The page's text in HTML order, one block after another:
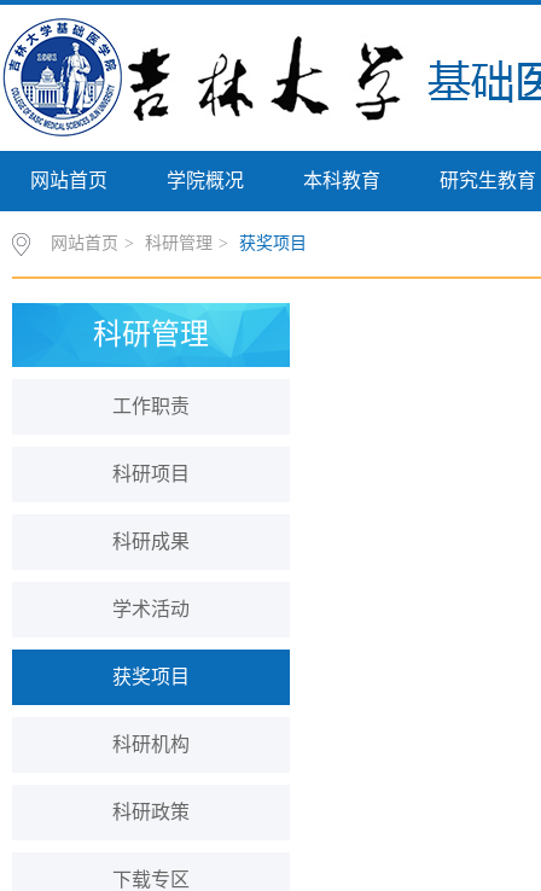
网站首页 学院概况 本科教育 研究生教育
网站首页 > 科研管理 > 获奖项目
科研管理
工作职责
科研项目
科研成果
学术活动
获奖项目
科研机构
科研政策
下载专区